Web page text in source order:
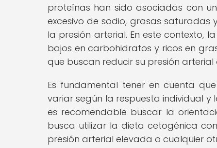
proteínas han sido asociadas con
excesivo de sodio, grasas
la presión arterial. En este contexto,
bajos en carbohidratos y ricos en
que buscan reducir su presión
Es fundamental tener en cuenta
variar según la respuesta individual y
es recomendable buscar la
busca utilizar la dieta cetogénica
presión arterial elevada o cualquier